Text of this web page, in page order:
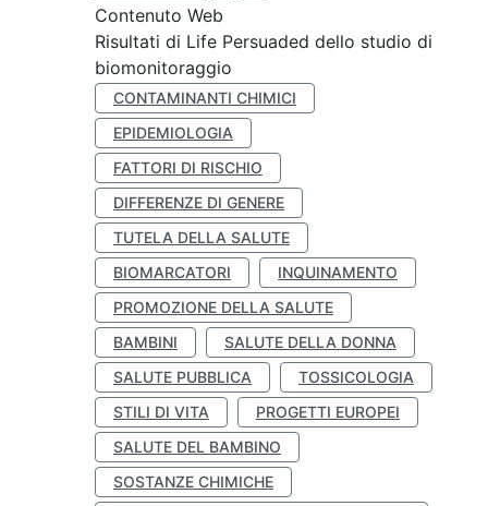
Contenuto Web
Risultati di Life Persuaded dello studio di
biomonitoraggio
CONTAMINANTI CHIMICI
EPIDEMIOLOGIA
FATTORI DI RISCHIO
DIFFERENZE DI GENERE
TUTELA DELLA SALUTE
BIOMARCATORI
INQUINAMENTO
PROMOZIONE DELLA SALUTE
BAMBINI
SALUTE DELLA DONNA
SALUTE PUBBLICA
TOSSICOLOGIA
STILI DI VITA
PROGETTI EUROPEI
SALUTE DEL BAMBINO
SOSTANZE CHIMICHE